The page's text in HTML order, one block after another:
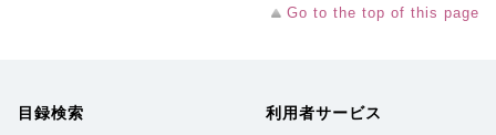
Go to the top of this page
目録検索 利用者サービス